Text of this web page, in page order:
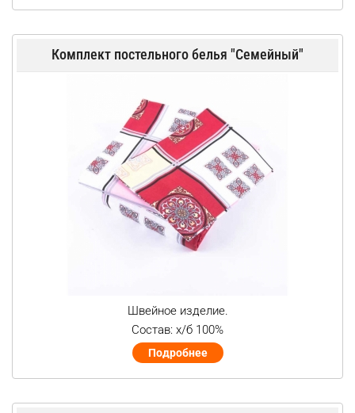
Комплект постельного белья "Семейный"
Швейное изделие.
Состав: х/б 100%
Подробнее